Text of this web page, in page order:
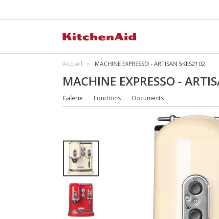
Accueil MACHINE EXPRESSO - ARTISAN 5KES2102
MACHINE EXPRESSO -
Galerie Fonctions Documents